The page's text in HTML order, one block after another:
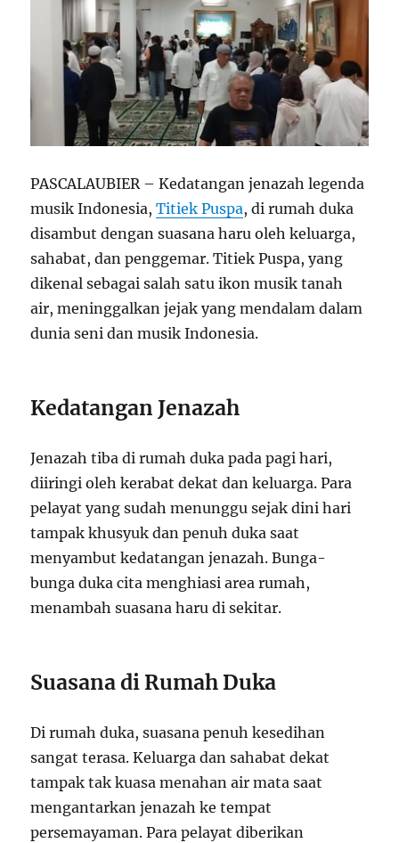
PASCALAUBIER – Kedatangan jenazah legenda
musik Indonesia,Titiek Puspa, di rumah duka
disambut dengan suasana haru oleh keluarga,
sahabat, dan penggemar. Titiek Puspa, yang
dikenal sebagai salah satu ikon musik tanah
air, meninggalkan jejak yang mendalam dalam
dunia seni dan musik Indonesia.
Kedatangan Jenazah
Jenazah tiba di rumah duka pada pagi hari,
diiringi oleh kerabat dekat dan keluarga. Para
pelayat yang sudah menunggu sejak dini hari
tampak khusyuk dan penuh duka saat
menyambut kedatangan jenazah. Bunga-
bunga duka cita menghiasi area rumah,
menambah suasana haru di sekitar.
Suasana di Rumah Duka
Di rumah duka, suasana penuh kesedihan
sangat terasa. Keluarga dan sahabat dekat
tampak tak kuasa menahan air mata saat
mengantarkan jenazah ke tempat
persemayaman. Para pelayat diberikan